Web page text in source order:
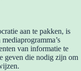
aan te pakken, is
van informatie te
geven die nodig zijn om